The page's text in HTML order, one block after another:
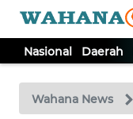
Nasional Daerah
Wahana News
TV
Tutup